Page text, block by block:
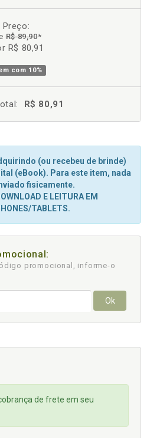
Preço:
R$ 89,90*
R$ 80,91
com 10%
R$ 80,91
(ou recebeu de brinde)
(eBook). Para este item, nada
fisicamente.
E LEITURA EM
TABLETS.
promocional, informe-o
Ok
de frete em seu